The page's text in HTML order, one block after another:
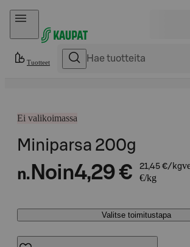
Hyppää sisältöön
Tuotteet
Ei valikoimassa
Miniparsa 200g
n. Noin4,29 € 21,45 €/kg
€/kg
Valitse toimitustapa